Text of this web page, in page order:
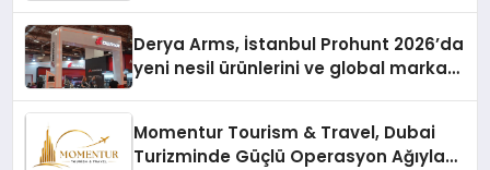
Derya Arms, İstanbul Prohunt 2026’da
yeni nesil ürünlerini ve global marka
Momentur Tourism & Travel, Dubai
Turizminde Güçlü Operasyon Ağıyla